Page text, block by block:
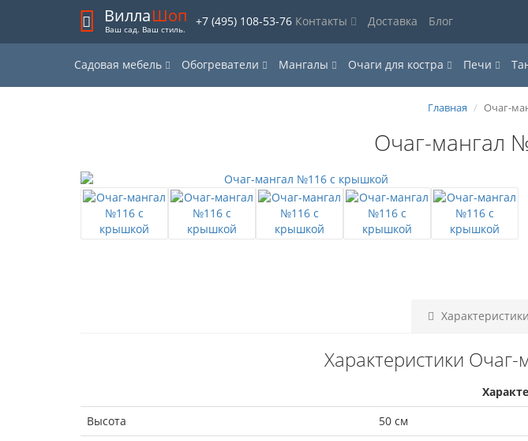
ВиллаШоп
Ваш сад. Ваш стиль.
+7 (495) 108-53-76 Контакты Доставка Блог
Садовая мебель Обогреватели Мангалы Очаги для костра Печи
Главная Очаг-
Очаг-мангал
Характеристики
Характеристики
Высота
50 см